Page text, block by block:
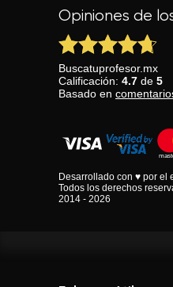
Opiniones de
Buscatuprofesor.mx
Calificación: 4.7 de 5
Basado en
Desarrollado con ♥ por el
Todos los derechos
2014 - 2026